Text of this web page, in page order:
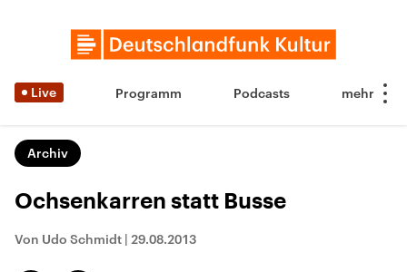
Live Programm Podcasts
Archiv
Ochsenkarren statt Busse
Von Udo Schmidt | 29.08.2013